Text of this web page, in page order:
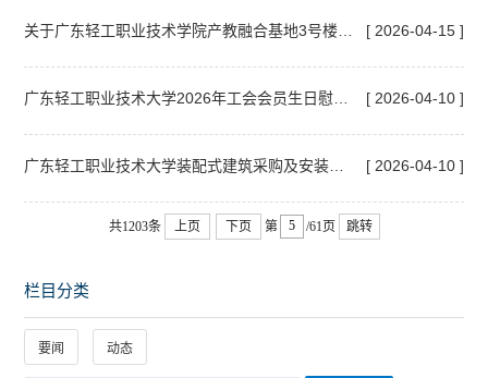
[ 2026-04-15 ]
[ 2026-04-10 ]
[ 2026-04-10 ]
共1203条 上页 下页 第 /61页 跳转
栏目分类
要闻 动态